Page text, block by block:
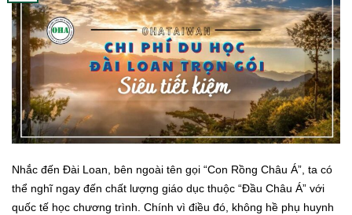
Nhắc đến Đài Loan, bên ngoài tên gọi “Con Rồng Châu Á”, ta có
thể nghĩ ngay đến chất lượng giáo dục thuộc “Đầu Châu Á” với
quốc tế học chương trình. Chính vì điều đó, không hề phụ huynh